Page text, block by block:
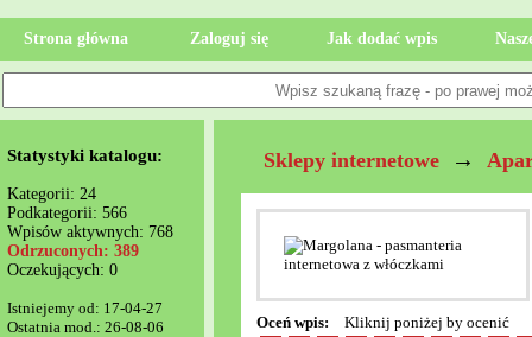
Strona główna Zaloguj się Jak dodać wpis
Statystyki katalogu:
Kategorii: 24
Podkategorii: 566
Wpisów aktywnych: 768
Odrzuconych: 389
Oczekujących: 0
Istniejemy od: 17-04-27
Ostatnia mod.: 26-08-06
Sklepy internetowe →
Oceń wpis: Kliknij poniżej by ocenić